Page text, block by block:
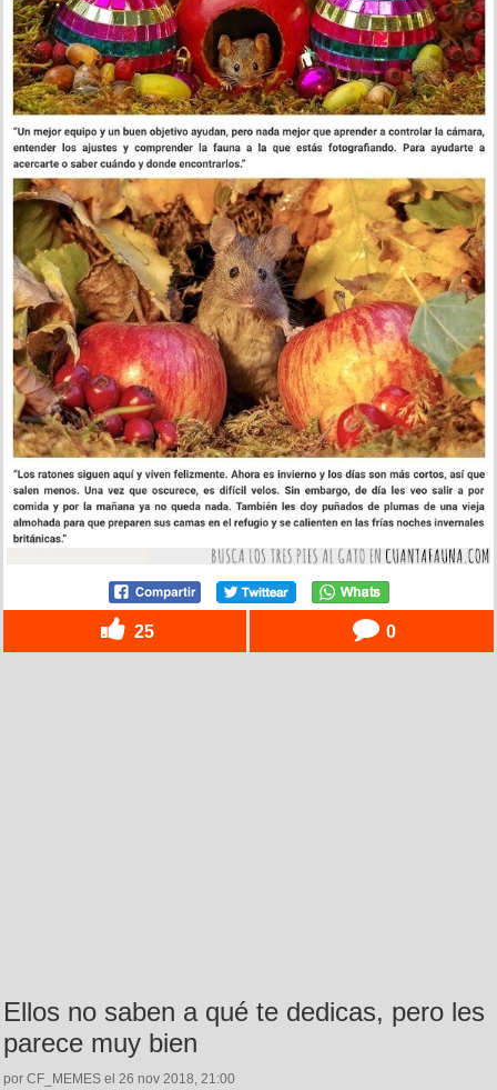
25 0
Ellos no saben a qué te dedicas, pero les
parece muy bien
por CF_MEMES el 26 nov 2018, 21:00